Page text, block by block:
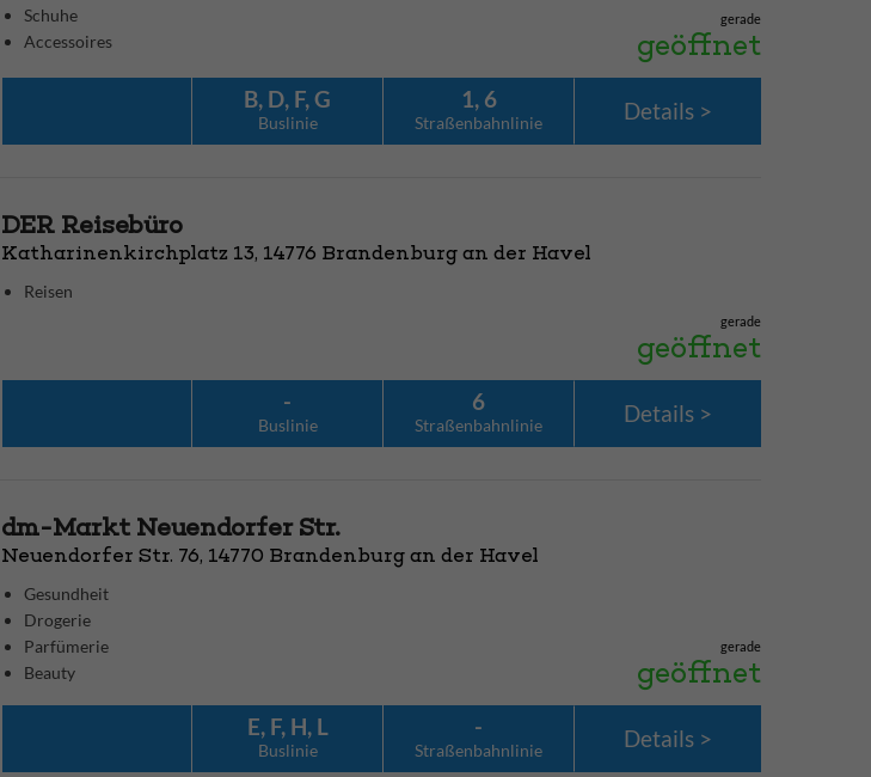
Schuhe
Accessoires
gerade
geöffnet
B, D, F, G
Bus­linie
1, 6
Straßenbahn­linie Details
DER Reisebüro
Katharinenkirchplatz 13, 14776 Brandenburg an der Havel
Reisen
gerade
geöffnet
-
Bus­linie
6
Straßenbahn­linie Details
dm-Markt Neuendorfer Str.
Neuendorfer Str. 76, 14770 Brandenburg an der Havel
Gesundheit
Drogerie
Parfümerie
Beauty
gerade
geöffnet
E, F, H, L
Bus­linie
-
Straßenbahn­linie Details